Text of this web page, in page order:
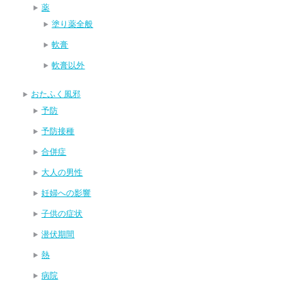
薬
塗り薬全般
軟膏
軟膏以外
おたふく風邪
予防
予防接種
合併症
大人の男性
妊婦への影響
子供の症状
潜伏期間
熱
病院